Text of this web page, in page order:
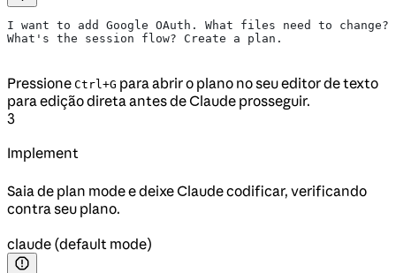
I want to add Google OAuth. What files need to change?
What's the session flow? Create a plan.
Pressione Ctrl+G para abrir o plano no seu editor de texto
para edição direta antes de Claude prosseguir.
3
Implement
Saia de plan mode e deixe Claude codificar, verificando
contra seu plano.
claude (default mode)